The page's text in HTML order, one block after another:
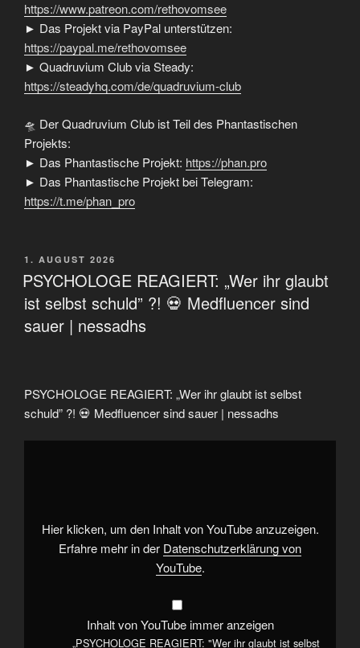
https://www.patreon.com/rethovomsee
► Das Projekt via PayPal unterstützen:
https://paypal.me/rethovomsee
► Quadruvium Club via Steady:
https://steadyhq.com/de/quadruvium-club
🛸 Der Quadruvium Club ist Teil des Phantastischen
Projekts:
► Das Phantastische Projekt: https://phan.pro
► Das Phantastische Projekt bei Telegram:
https://t.me/phan_pro
VERÖFFENTLICHT
AM
1. AUGUST 2026
PSYCHOLOGE REAGIERT: „Wer ihr glaubt
ist selbst schuld” ?! 💀 Medfluencer sind
sauer | nessadhs
PSYCHOLOGE REAGIERT: „Wer ihr glaubt ist selbst
schuld” ?! 💀 Medfluencer sind sauer | nessadhs
„PSYCHOLOGE
schuld”
Medfluencer
Hier klicken, um den Inhalt von YouTube anzuzeigen.
Erfahre mehr in der Datenschutzerklärung von
YouTube.
Inhalt von YouTube immer anzeigen
„PSYCHOLOGE REAGIERT: "Wer ihr glaubt ist selbst